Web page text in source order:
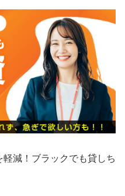
減！ブラックでも貸しち